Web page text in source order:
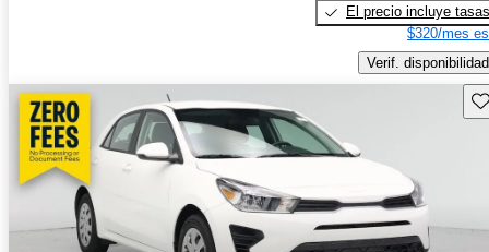
El precio incluye tasas
$320/mes
Verif. disponibilidad